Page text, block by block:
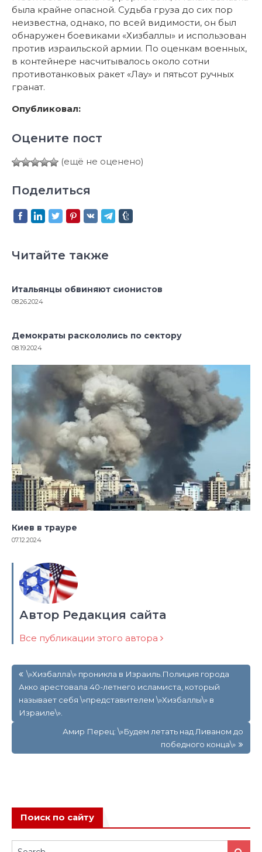
была крайне опасной. Судьба груза до сих пор
неизвестна, однако, по всей видимости, он был
обнаружен боевиками «Хизбаллы» и использован
против израильской армии. По оценкам военных,
в контейнере насчитывалось около сотни
противотанковых ракет «Лау» и пятьсот ручных
гранат.
Опубликовал:
Оцените пост
(ещё не оценено)
Поделиться
Читайте также
Итальянцы обвиняют сионистов
08.26.2024
Демократы раскололись по сектору
08.19.2024
Киев в трауре
07.12.2024
Автор Редакция сайта
Все публикации этого автора
по
записям
\»Хизбалла\» проникла в Израиль.Полиция города
Акко арестовала 40-летнего исламиста, который
называет себя \»представителем \»Хизбаллы\» в
Израиле\».
Амир Перец: \»Будем летать над Ливаном до
победного конца\»
Поиск по сайту
Search